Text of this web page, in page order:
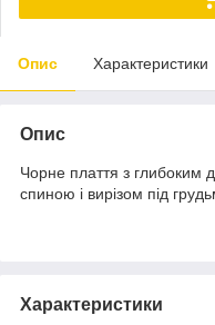
Опис Характеристики
Опис
Чорне плаття з глибоким
спиною і вирізом під
Характеристики